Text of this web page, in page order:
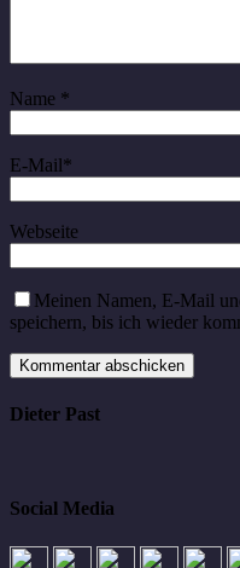
Name *
E-Mail*
Webseite
Meinen Namen, E-Mail
speichern, bis ich wieder
Dieter Past
Social Media